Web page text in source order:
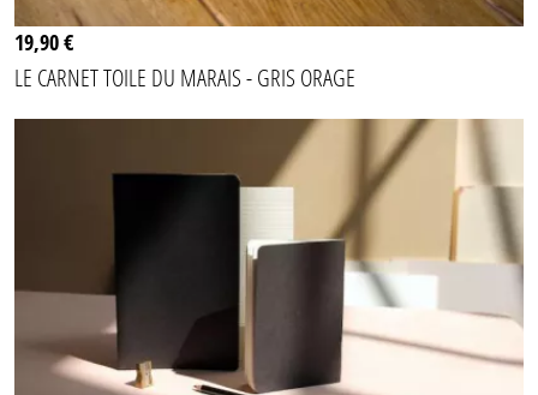
19,90 €
LE CARNET TOILE DU MARAIS - GRIS ORAGE